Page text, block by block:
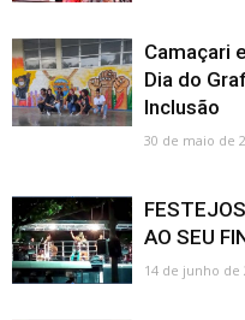
Camaçari
Dia do
Inclusão
30 de maio de
AO SEU
14 de junho de